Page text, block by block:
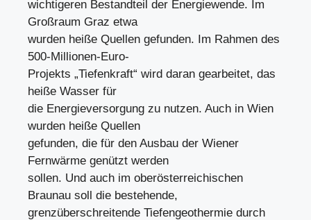
wichtigeren Bestandteil der Energiewende. Im
Großraum Graz etwa
wurden heiße Quellen gefunden. Im Rahmen des
500-Millionen-Euro-
Projekts „Tiefenkraft“ wird daran gearbeitet, das
heiße Wasser für
die Energieversorgung zu nutzen. Auch in Wien
wurden heiße Quellen
gefunden, die für den Ausbau der Wiener
Fernwärme genützt werden
sollen. Und auch im oberösterreichischen
Braunau soll die bestehende,
grenzüberschreitende Tiefengeothermie durch